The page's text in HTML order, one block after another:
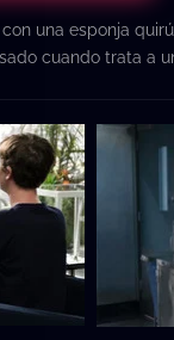
una esponja
cuando trata a